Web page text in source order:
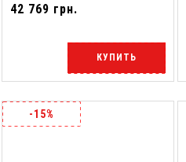
42 769 грн.
КУПИТЬ
-15%